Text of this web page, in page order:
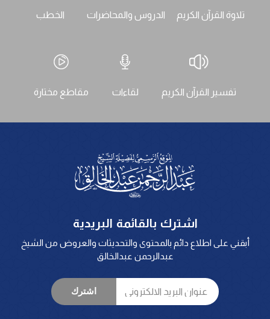
تلاوة القرآن الكريم الدروس والمحاضرات الخطب
تفسير القرآن الكريم لقاءات مقاطع مختارة
اشترك بالقائمة البريدية
أبقني على اطلاع دائم بالمحتوى والتحديثات والعروض من الشيخ
عبدالرحمن عبدالخالق
اشترك